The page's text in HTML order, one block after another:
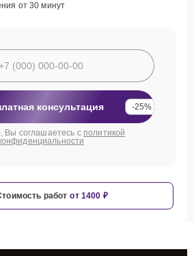
от 30 минут
консультация -25%
Вы соглашаетесь с политикой
работ от 1400 ₽